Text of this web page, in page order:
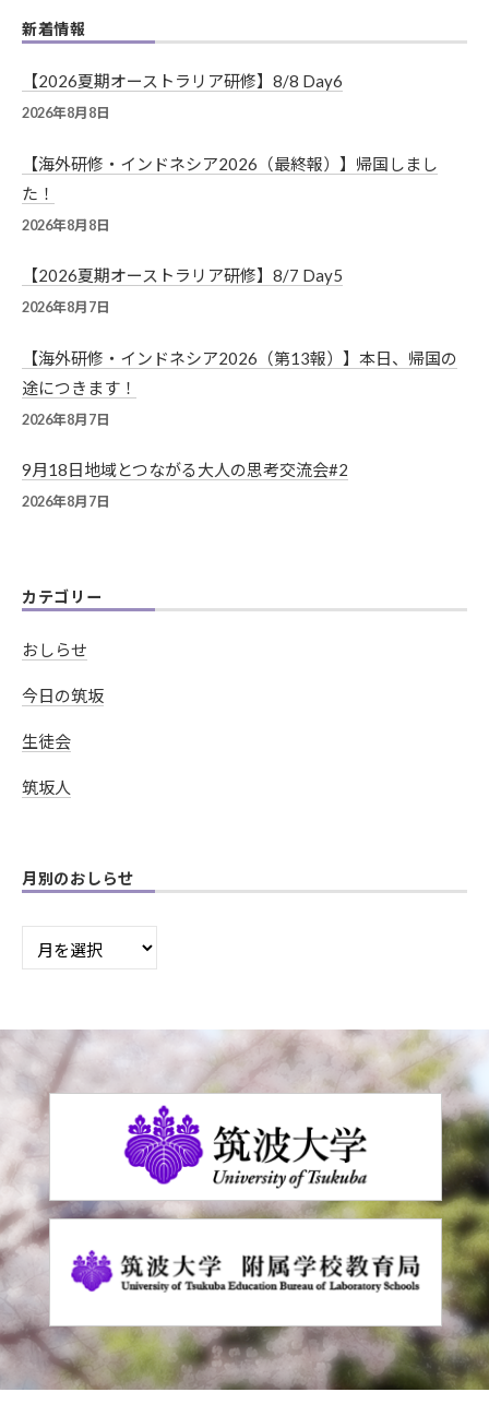
新着情報
【2026夏期オーストラリア研修】8/8 Day6
2026年8月8日
【海外研修・インドネシア2026（最終報）】帰国しまし
た！
2026年8月8日
【2026夏期オーストラリア研修】8/7 Day5
2026年8月7日
【海外研修・インドネシア2026（第13報）】本日、帰国の
途につきます！
2026年8月7日
9月18日地域とつながる大人の思考交流会#2
2026年8月7日
カテゴリー
おしらせ
今日の筑坂
生徒会
筑坂人
月別のおしらせ
月
ら